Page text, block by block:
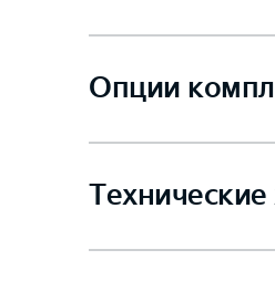
Опции
Технические